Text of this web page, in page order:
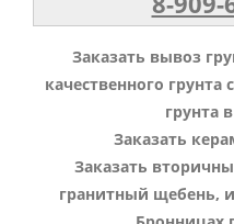
Заказать вывоз
качественного
грунта
Заказать
Заказать
гранитный щебень,